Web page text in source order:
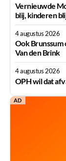
Vernieuwde
blij, kinderen
4 augustus 2026
Ook Brunssum
Van den Brink
4 augustus 2026
OPH wil dat
AD